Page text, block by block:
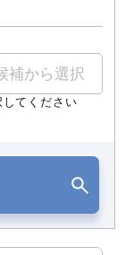
てください